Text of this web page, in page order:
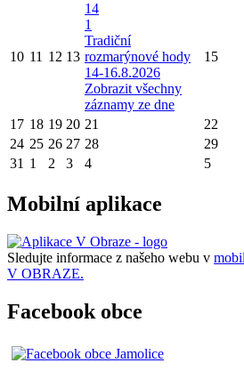
10 11 12 13
14
1
Tradiční
rozmarýnové hody
14-16.8.2026
Zobrazit všechny
záznamy ze dne
15
17 18 19 20 21 22
24 25 26 27 28 29
31 1 2 3 4 5
Mobilní aplikace
Sledujte informace z našeho webu v
V OBRAZE.
Facebook obce